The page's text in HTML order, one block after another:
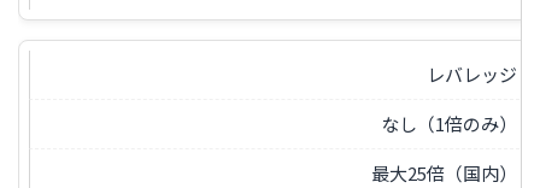
レバレッジ
なし（1倍のみ）
最大25倍（国内）